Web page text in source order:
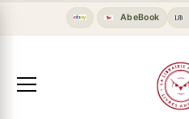
AbeBook